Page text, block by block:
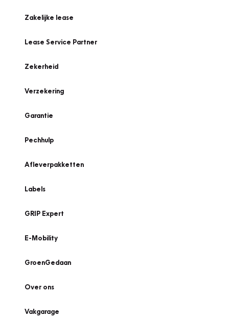
Zakelijke lease
Lease Service Partner
Zekerheid
Verzekering
Garantie
Pechhulp
Afleverpakketten
Labels
GRIP Expert
E-Mobility
GroenGedaan
Over ons
Vakgarage